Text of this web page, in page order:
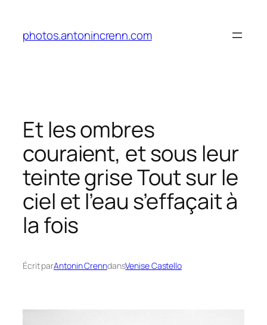
contenu
photos.antonincrenn.com
Et les ombres
couraient, et sous leur
teinte grise Tout sur le
ciel et l’eau s’effaçait à
la fois
Écrit parAntonin CrenndansVenise Castello